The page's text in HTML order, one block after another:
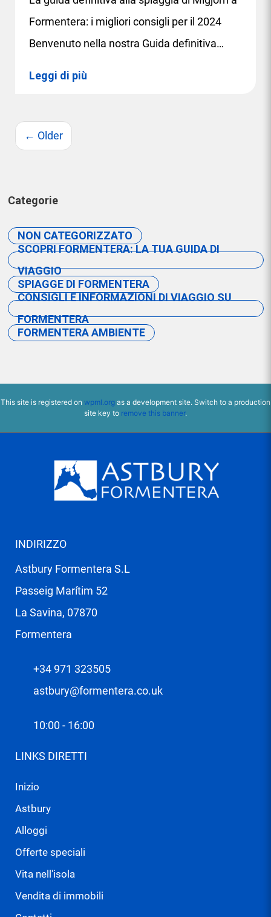
Formentera: i migliori consigli per il 2024
Benvenuto nella nostra Guida definitiva…
Leggi di più
← Older
Categorie
NON CATEGORIZZATO
SCOPRI FORMENTERA: LA TUA GUIDA DI
VIAGGIO
SPIAGGE DI FORMENTERA
CONSIGLI E INFORMAZIONI DI VIAGGIO SU
FORMENTERA
FORMENTERA AMBIENTE
This site is registered on wpml.org as a development site. Switch to a production
site key to remove this banner.
INDIRIZZO
Astbury Formentera S.L
Passeig Marítim 52
La Savina, 07870
Formentera
+34 971 323505
astbury@formentera.co.uk
10:00 - 16:00
LINKS DIRETTI
Inizio
Astbury
Alloggi
Offerte speciali
Vita nell'isola
Vendita di immobili